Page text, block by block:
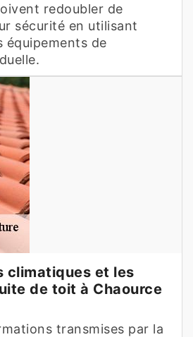
redoubler de
sécurité en utilisant
équipements de
climatiques et les
de toit à Chaource
transmises par la